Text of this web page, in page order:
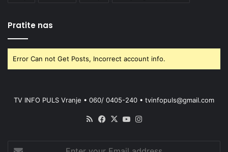
Pratite nas
Error Can not Get Posts, Incorrect account info.
TV INFO PULS Vranje • 060/ 0405-240 • tvinfopuls@gmail.com
RSS Facebook
X YouTube